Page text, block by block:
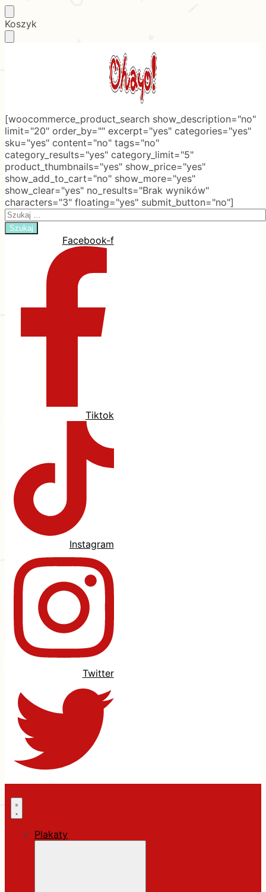
Skip
to
Skip
to
Koszyk
[woocommerce_product_search show_description="no"
limit="20" order_by="" excerpt="yes" categories="yes"
sku="yes" content="no" tags="no"
category_results="yes" category_limit="5"
product_thumbnails="yes" show_price="yes"
show_add_to_cart="no" show_more="yes"
show_clear="yes" no_results="Brak wyników"
characters="3" floating="yes" submit_button="no"]
Search
for:
Facebook-f
Tiktok
Instagram
Twitter
Plakaty